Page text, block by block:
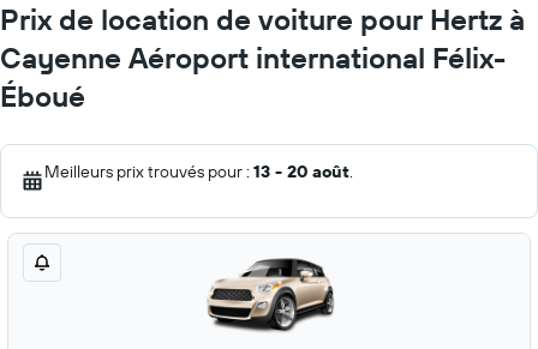
Prix de location de voiture pour Hertz à
Cayenne Aéroport international Félix-
Éboué
Meilleurs prix trouvés pour : 13 - 20 août.